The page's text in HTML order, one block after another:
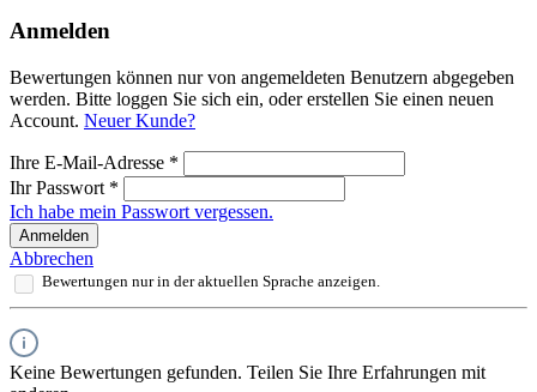
Anmelden
Bewertungen können nur von angemeldeten Benutzern abgegeben
werden. Bitte loggen Sie sich ein, oder erstellen Sie einen neuen
Account. Neuer Kunde?
Ihre E-Mail-Adresse *
Ihr Passwort *
Ich habe mein Passwort vergessen.
Anmelden
Abbrechen
Bewertungen nur in der aktuellen Sprache anzeigen.
Keine Bewertungen gefunden. Teilen Sie Ihre Erfahrungen mit